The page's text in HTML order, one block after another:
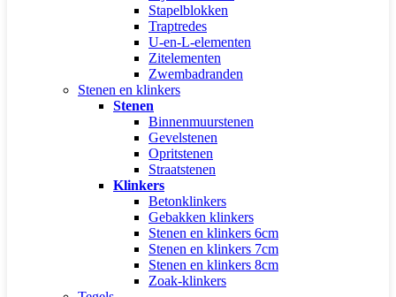
Stapelblokken
Traptredes
U-en-L-elementen
Zitelementen
Zwembadranden
Stenen en klinkers
Stenen
Binnenmuurstenen
Gevelstenen
Opritstenen
Straatstenen
Klinkers
Betonklinkers
Gebakken klinkers
Stenen en klinkers 6cm
Stenen en klinkers 7cm
Stenen en klinkers 8cm
Zoak-klinkers